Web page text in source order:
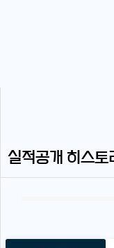
실적공개 히스토